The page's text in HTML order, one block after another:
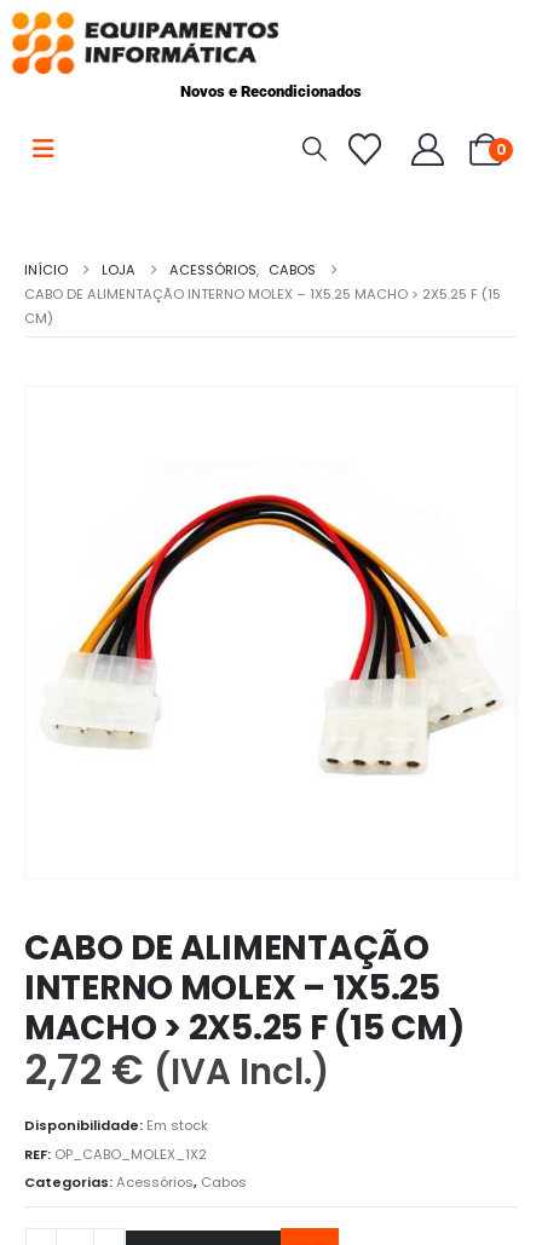
Novos e Recondicionados
0
INÍCIO LOJA ACESSÓRIOS, CABOS
CABO DE ALIMENTAÇÃO INTERNO MOLEX – 1X5.25 MACHO > 2X5.25 F (15
CM)
CABO DE ALIMENTAÇÃO
INTERNO MOLEX – 1X5.25
MACHO > 2X5.25 F (15 CM)
2,72 € (IVA Incl.)
Disponibilidade: Em stock
REF: OP_CABO_MOLEX_1X2
Categorias:Acessórios, Cabos